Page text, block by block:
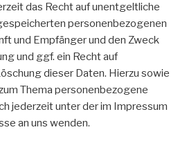
das Recht auf unentgeltliche
personenbezogenen
und Empfänger und den Zweck
und ggf. ein Recht auf
dieser Daten. Hierzu sowie
Thema personenbezogene
jederzeit unter der im Impressum
an uns wenden.